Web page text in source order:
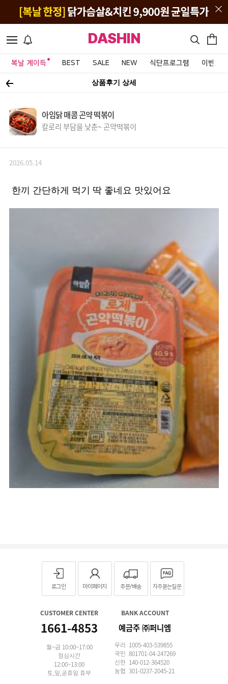
DASHIN
복날 계이득 BEST SALE NEW 식단프로그램 이벤트&
상품후기 상세
아임닭 매콤 곤약 떡볶이
칼로리 부담을 낮춘~ 곤약떡볶이
2026.05.14
한끼 간단하게 먹기 딱 좋네요 맛있어요
로그인 마이페이지 주문/배송 자주묻는질문
CUSTOMER CENTER
1661-4853
월~금 10:00~17:00
점심시간
12:00~13:00
토,일,공휴일 휴무
BANK ACCOUNT
예금주 ㈜퍼니엠
우리 1005-403-539855
국민 801701-04-247269
신한 140-012-364520
농협 301-0237-2045-21